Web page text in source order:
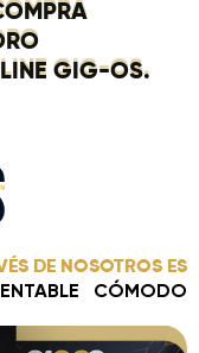
GIG-OS.
DE NOSOTROS ES
CÓMODO